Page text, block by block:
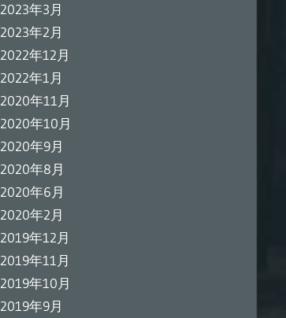
2023年3月
2023年2月
2022年12月
2022年1月
2020年11月
2020年10月
2020年9月
2020年8月
2020年6月
2020年2月
2019年12月
2019年11月
2019年10月
2019年9月